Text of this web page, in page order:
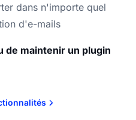
dans n'importe quel
d'e-mails
de maintenir un plugin